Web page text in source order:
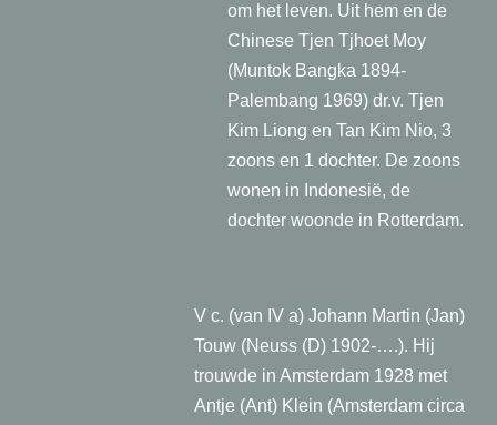
om het leven. Uit hem en de
Chinese Tjen Tjhoet Moy
(Muntok Bangka 1894-
Palembang 1969) dr.v. Tjen
Kim Liong en Tan Kim Nio, 3
zoons en 1 dochter. De zoons
wonen in Indonesië, de
dochter woonde in Rotterdam.
V c. (van IV a) Johann Martin (Jan)
Touw (Neuss (D) 1902-….). Hij
trouwde in Amsterdam 1928 met
Antje (Ant) Klein (Amsterdam circa